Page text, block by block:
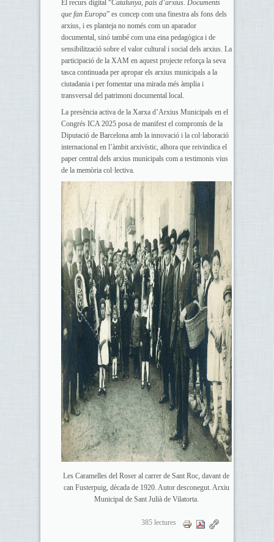
El recurs digital “Catalunya, país d’arxius. Documents
que fan Europa” es concep com una finestra als fons dels
arxius, i es planteja no només com un aparador
documental, sinó també com una eina pedagògica i de
sensibilització sobre el valor cultural i social dels arxius. La
participació de la XAM en aquest projecte reforça la seva
tasca continuada per apropar els arxius municipals a la
ciutadania i per fomentar una mirada més àmplia i
transversal del patrimoni documental local.
La presència activa de la Xarxa d’Arxius Municipals en el
Congrés ICA 2025 posa de manifest el compromís de la
Diputació de Barcelona amb la innovació i la col·laboració
internacional en l’àmbit arxivístic, alhora que reivindica el
paper central dels arxius municipals com a testimonis vius
de la memòria col·lectiva.
Les Caramelles del Roser al carrer de Sant Roc, davant de
can Fusterpuig, dècada de 1920. Autor desconegut. Arxiu
Municipal de Sant Julià de Vilatorta.
385 lectures